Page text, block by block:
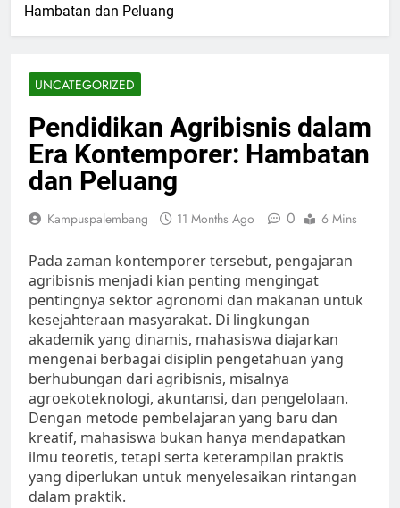
Hambatan dan Peluang
UNCATEGORIZED
Pendidikan Agribisnis dalam
Era Kontemporer: Hambatan
dan Peluang
Kampuspalembang 11 Months Ago 0 6 Mins
Pada zaman kontemporer tersebut, pengajaran
agribisnis menjadi kian penting mengingat
pentingnya sektor agronomi dan makanan untuk
kesejahteraan masyarakat. Di lingkungan
akademik yang dinamis, mahasiswa diajarkan
mengenai berbagai disiplin pengetahuan yang
berhubungan dari agribisnis, misalnya
agroekoteknologi, akuntansi, dan pengelolaan.
Dengan metode pembelajaran yang baru dan
kreatif, mahasiswa bukan hanya mendapatkan
ilmu teoretis, tetapi serta keterampilan praktis
yang diperlukan untuk menyelesaikan rintangan
dalam praktik.